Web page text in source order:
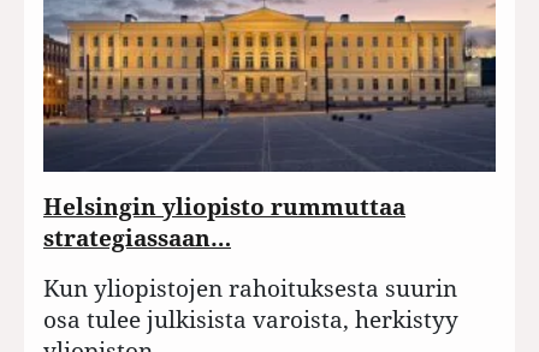
Helsingin yliopisto rummuttaa
strategiassaan…
Kun yliopistojen rahoituksesta suurin
osa tulee julkisista varoista, herkistyy